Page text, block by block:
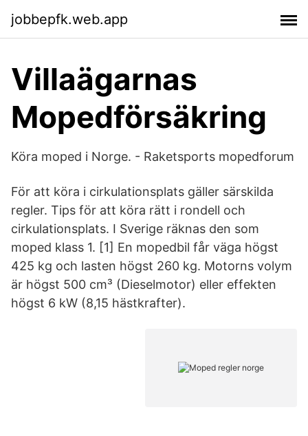
jobbepfk.web.app
Villaägarnas
Mopedförsäkring
Köra moped i Norge. - Raketsports mopedforum
För att köra i cirkulationsplats gäller särskilda
regler. Tips för att köra rätt i rondell och
cirkulationsplats. I Sverige räknas den som
moped klass 1. [1] En mopedbil får väga högst
425 kg och lasten högst 260 kg. Motorns volym
är högst 500 cm³ (Dieselmotor) eller effekten
högst 6 kW (8,15 hästkrafter).